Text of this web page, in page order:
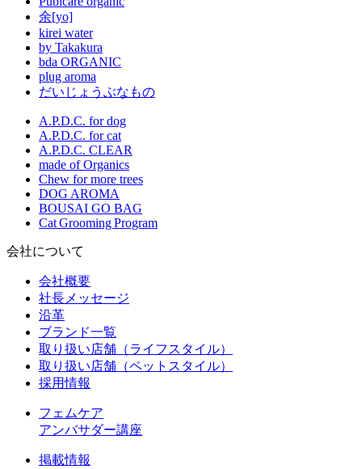
余[yo]
kirei water
by Takakura
bda ORGANIC
plug aroma
だいじょうぶなもの
A.P.D.C. for dog
A.P.D.C. for cat
A.P.D.C. CLEAR
made of Organics
Chew for more trees
DOG AROMA
BOUSAI GO BAG
Cat Grooming Program
会社について
会社概要
社長メッセージ
沿革
ブランド一覧
取り扱い店舗（ライフスタイル）
取り扱い店舗（ペットスタイル）
採用情報
フェムケア
アンバサダー講座
掲載情報